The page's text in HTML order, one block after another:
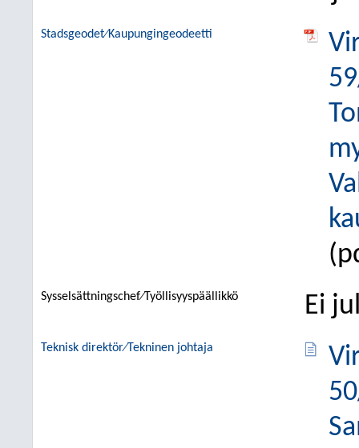
Stadsgeodet⁄Kaupungingeodeetti
Sysselsättningschef⁄Työllisyyspäällikkö Ei
Teknisk direktör⁄Tekninen johtaja